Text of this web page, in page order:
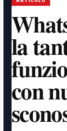
la
con